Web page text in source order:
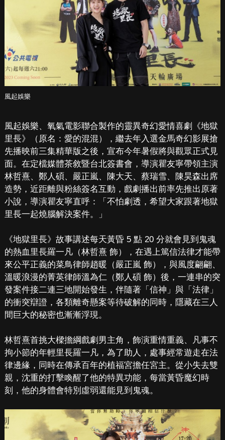
風起娛樂
風起娛樂、氧氣電影聯合製作的靈異奇幻愛情喜劇《地獄
里長》（原名：愛的混混），繼去年入選金馬奇幻影展搶
先播映前三集精華版之後，宣布今年暑假將與觀眾正式見
面。在定檔媒體茶敘暨台北簽書會，導演瞿友寧帶領主演
林哲熹、鄭人碩、嚴正嵐、陳大天、蔡瑞雪、陳昊森出席
造勢，近距離與粉絲簽名互動，戲劇播出前率先推出原著
小說，導演瞿友寧直呼：「不怕劇透，希望大家跟著地獄
里長一起燒腦解決案件。」
《地獄里長》故事講述每天黃昏 5 點 20 分就會見到鬼魂
的熱血里長羅一凡（林哲熹 飾），在遇上篤信法律才能帶
來公平正義的菜鳥律師趙暖（嚴正嵐 飾），與風度翩翩、
溫暖浪漫的菁英律師溫為仁（鄭人碩 飾）後，一連串的突
發案件接二連三地開始發生，伴隨著「信神」與「法律」
的衝突辯證，各類離奇懸案等待破解的同時，隱藏在三人
間巨大的秘密也漸漸浮現。
林哲熹首挑大樑擔綱戲劇男主角，飾演重情重義、凡事不
拘小節的年輕里長羅一凡，為了助人，處事經常遊走在法
律邊緣，同時在傳承百年的植福宮擔任宮主。從小失去雙
親，沈重的打擊喚醒了他的特異功能，每當黃昏魔幻時
刻，他的身體會特別虛弱還能見到鬼魂。